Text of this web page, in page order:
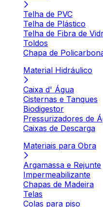
Telha de PVC
Telha de Plástico
Telha de Fibra de
Toldos
Chapa de
Material Hidráulico
Caixa d' Água
Cisternas e Tanques
Biodigestor
Pressurizadores de
Caixas de Descarga
Materiais para Obra
Argamassa e Rejunte
Impermeabilizante
Chapas de Madeira
Telas
Colas para piso